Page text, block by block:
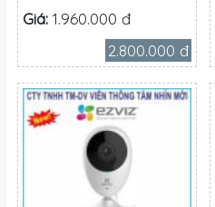
Giá: 1.960.000 đ
2.800.000 đ